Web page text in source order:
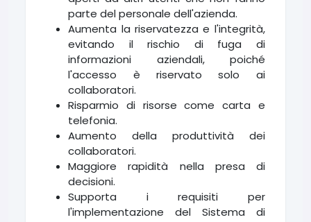
parte del personale dell'azienda.
Aumenta la riservatezza e l'integrità,
evitando il rischio di fuga di
informazioni aziendali, poiché
l'accesso è riservato solo ai
collaboratori.
Risparmio di risorse come carta e
telefonia.
Aumento della produttività dei
collaboratori.
Maggiore rapidità nella presa di
decisioni.
Supporta i requisiti per
l'implementazione del Sistema di